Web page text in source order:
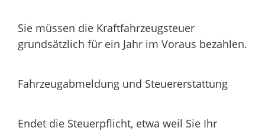
Sie müssen die Kraftfahrzeugsteuer
grundsätzlich für ein Jahr im Voraus bezahlen.
Fahrzeugabmeldung und Steuererstattung
Endet die Steuerpflicht, etwa weil Sie Ihr